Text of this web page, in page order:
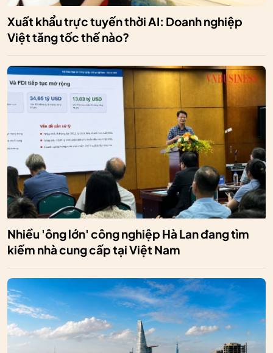
Xuất khẩu trực tuyến thời AI: Doanh nghiệp
Việt tăng tốc thế nào?
Nhiều 'ông lớn' công nghiệp Hà Lan đang tìm
kiếm nhà cung cấp tại Việt Nam